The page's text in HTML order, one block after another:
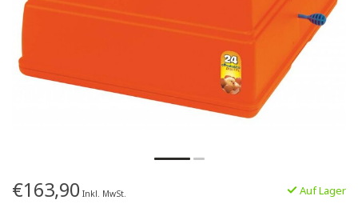
€163,90 Inkl. MwSt. Auf Lager